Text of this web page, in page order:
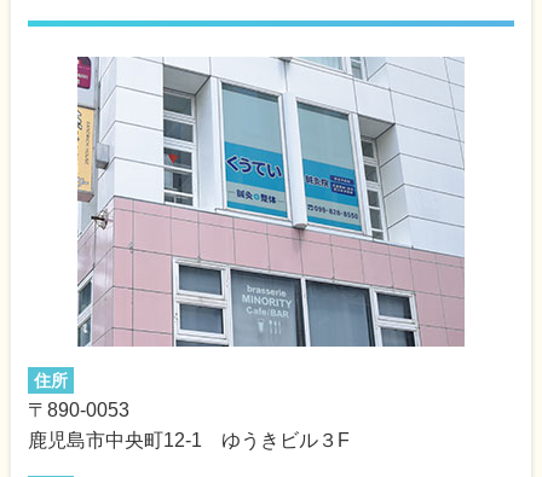
住所
〒890-0053
鹿児島市中央町12-1 ゆうきビル３F